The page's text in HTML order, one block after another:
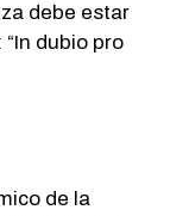
debe estar
dubio pro
de la